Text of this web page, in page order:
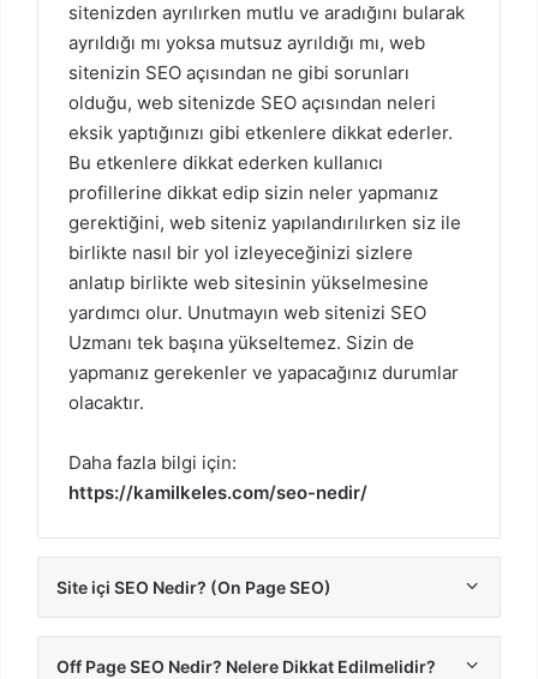
sitenizden ayrılırken mutlu ve aradığını bularak
ayrıldığı mı yoksa mutsuz ayrıldığı mı, web
sitenizin SEO açısından ne gibi sorunları
olduğu, web sitenizde SEO açısından neleri
eksik yaptığınızı gibi etkenlere dikkat ederler.
Bu etkenlere dikkat ederken kullanıcı
profillerine dikkat edip sizin neler yapmanız
gerektiğini, web siteniz yapılandırılırken siz ile
birlikte nasıl bir yol izleyeceğinizi sizlere
anlatıp birlikte web sitesinin yükselmesine
yardımcı olur. Unutmayın web sitenizi SEO
Uzmanı tek başına yükseltemez. Sizin de
yapmanız gerekenler ve yapacağınız durumlar
olacaktır.
Daha fazla bilgi için:
https://kamilkeles.com/seo-nedir/
Site içi SEO Nedir? (On Page SEO)
Off Page SEO Nedir? Nelere Dikkat Edilmelidir?